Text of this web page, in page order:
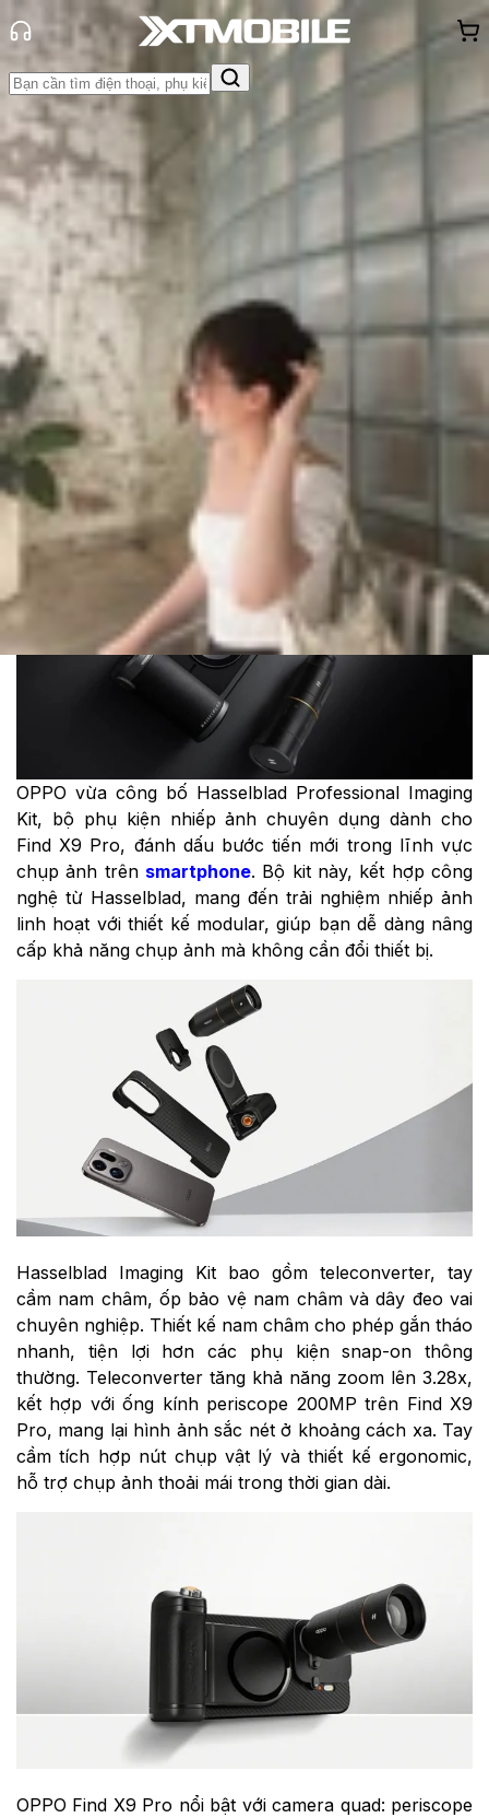
Trang chủ
Tin tức
Tin Mới
Tin Mới
Đánh Giá - Trên Tay
Khuyến
Thủ thuật Thông báoKhách
hàng - Sự kiện
OPPO ra mắt Hasselblad Imaging
Kit cho Find X9 Pro
Triệu Vy
Ngày đăng: 13/10/2025
Cập nhật:
13/10/2025
Theo dõi XTMobile trên
OPPO vừa công bố Hasselblad Professional Imaging
Kit, bộ phụ kiện nhiếp ảnh chuyên dụng dành cho
Find X9 Pro, đánh dấu bước tiến mới trong lĩnh vực
chụp ảnh trên smartphone. Bộ kit này, kết hợp công
nghệ từ Hasselblad, mang đến trải nghiệm nhiếp ảnh
linh hoạt với thiết kế modular, giúp bạn dễ dàng nâng
cấp khả năng chụp ảnh mà không cần đổi thiết bị.
Hasselblad Imaging Kit bao gồm teleconverter, tay
cầm nam châm, ốp bảo vệ nam châm và dây đeo vai
chuyên nghiệp. Thiết kế nam châm cho phép gắn tháo
nhanh, tiện lợi hơn các phụ kiện snap-on thông
thường. Teleconverter tăng khả năng zoom lên 3.28x,
kết hợp với ống kính periscope 200MP trên Find X9
Pro, mang lại hình ảnh sắc nét ở khoảng cách xa. Tay
cầm tích hợp nút chụp vật lý và thiết kế ergonomic,
hỗ trợ chụp ảnh thoải mái trong thời gian dài.
OPPO Find X9 Pro nổi bật với camera quad: periscope